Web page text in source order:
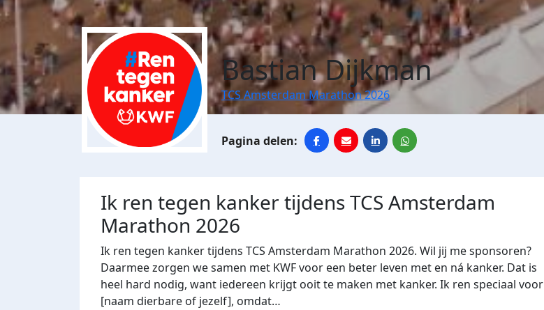
Bastian Dijkman
TCS Amsterdam Marathon 2026
Ik ren tegen kanker tijdens TCS Amsterdam
Marathon 2026
Ik ren tegen kanker tijdens TCS Amsterdam Marathon 2026. Wil jij me sponsoren?
Daarmee zorgen we samen met KWF voor een beter leven met en ná kanker. Dat is
heel hard nodig, want iedereen krijgt ooit te maken met kanker. Ik ren speciaal voor
[naam dierbare of jezelf], omdat…